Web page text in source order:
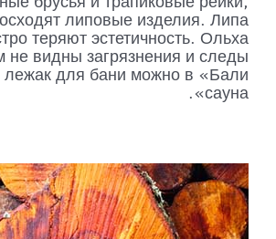
липовые изделия. Липа
теряют эстетичность. Ольха
видны загрязнения и следы
лежак для бани можно в «Бали
сауна».